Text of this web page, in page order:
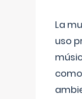
La
uso